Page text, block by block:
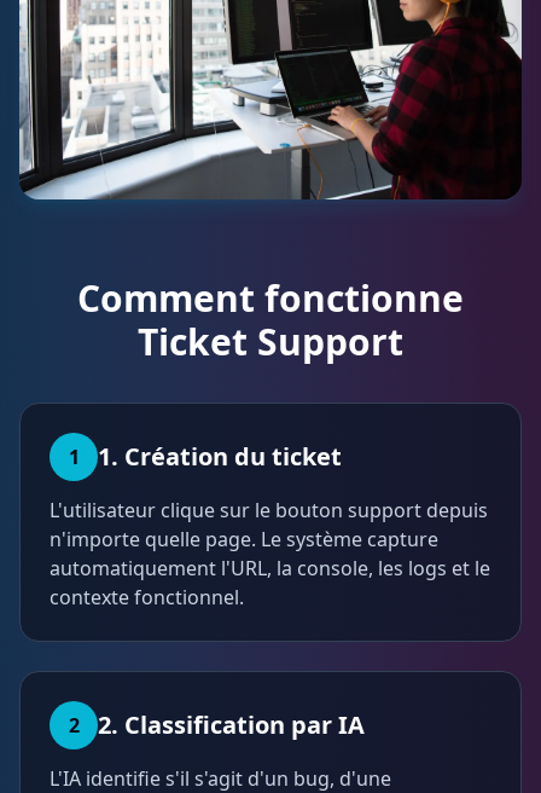
Comment fonctionne
Ticket Support
1 1. Création du ticket
L'utilisateur clique sur le bouton support depuis
n'importe quelle page. Le système capture
automatiquement l'URL, la console, les logs et le
contexte fonctionnel.
2 2. Classification par IA
L'IA identifie s'il s'agit d'un bug, d'une